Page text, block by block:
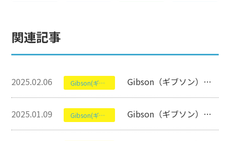
関連記事
2025.02.06 Gibson(ギブソン) Gibson（ギブソン）のES-339について【セミアコースティックギター】
2025.01.09 Gibson(ギブソン) Gibson（ギブソン）の1933 L-00 Ebony Light Agedついて【アコースティックギター】